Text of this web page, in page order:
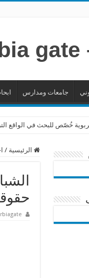
جامعات ومدارس
خُصّص للبحث في الواقع
الرئيسية /